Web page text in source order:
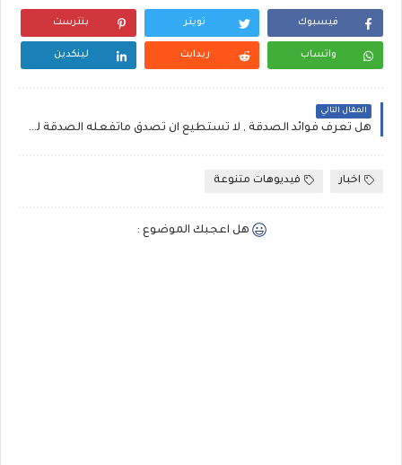
فيسبوك تويتر بنترست
واتساب ريدايت لينكدين
المقال التالي
هل تعرف فوائد الصدقة , لا تستطيع ان تصدق ماتفعله الصدقة لك alms
اخبار فيديوهات متنوعة
هل اعجبك الموضوع :